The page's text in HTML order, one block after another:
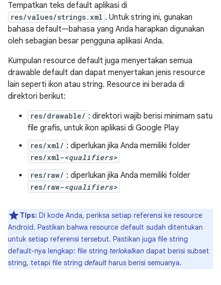
Tempatkan teks default aplikasi di
res/values/strings.xml . Untuk string ini, gunakan
bahasa default—bahasa yang Anda harapkan digunakan
oleh sebagian besar pengguna aplikasi Anda.
Kumpulan resource default juga menyertakan semua
drawable default dan dapat menyertakan jenis resource
lain seperti ikon atau string. Resource ini berada di
direktori berikut:
res/drawable/ : direktori wajib berisi minimam satu
file grafis, untuk ikon aplikasi di Google Play
res/xml/ : diperlukan jika Anda memiliki folder
res/xml-<qualifiers>
res/raw/ : diperlukan jika Anda memiliki folder
res/raw-<qualifiers>
Tips: Di kode Anda, periksa setiap referensi ke resource
Android. Pastikan bahwa resource default sudah ditentukan
untuk setiap referensi tersebut. Pastikan juga file string
default-nya lengkap: file string terlokalkan dapat berisi subset
string, tetapi file string default harus berisi semuanya.